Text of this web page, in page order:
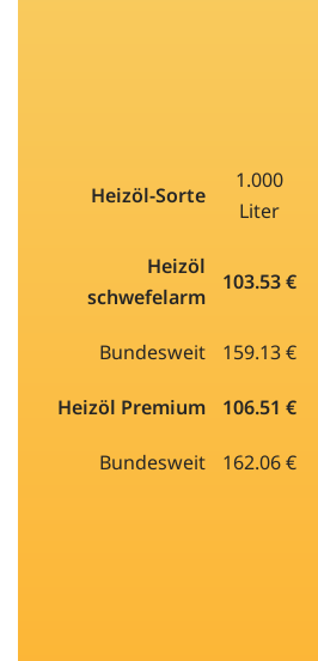
Heizöl-Sorte
1.000
Liter
Heizöl
schwefelarm
103.53 €
Bundesweit 159.13 €
Heizöl Premium 106.51 €
Bundesweit 162.06 €